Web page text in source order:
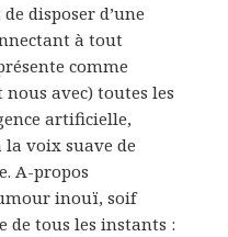
disposer d’une
à tout
comme
nous avec) toutes les
artificielle,
la voix suave de
A-propos
inouï, soif
de tous les instants :